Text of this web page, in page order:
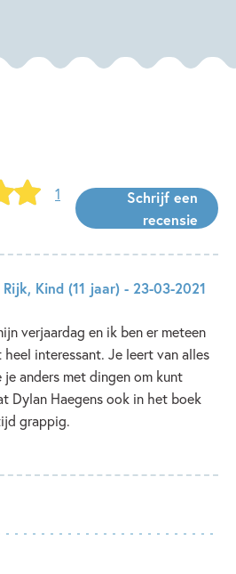
1
Schrijf een
recensie
Rijk, Kind (11 jaar) - 23-03-2021
verjaardag en ik ben er meteen
interessant. Je leert van alles
anders met dingen om kunt
Dylan Haegens ook in het boek
grappig.